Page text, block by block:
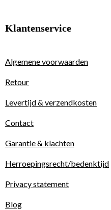
Klantenservice
Algemene voorwaarden
Retour
Levertijd & verzendkosten
Contact
Garantie & klachten
Herroepingsrecht/bedenktijd
Privacy statement
Blog